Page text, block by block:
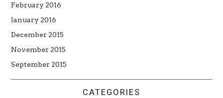
February 2016
January 2016
December 2015
November 2015
September 2015
CATEGORIES